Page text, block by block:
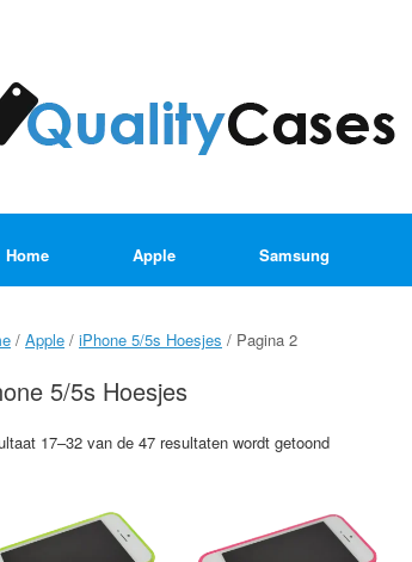
Home Apple Samsung
/ Apple / iPhone 5/5s Hoesjes / Pagina 2
5/5s Hoesjes
17–32 van de 47 resultaten wordt getoond